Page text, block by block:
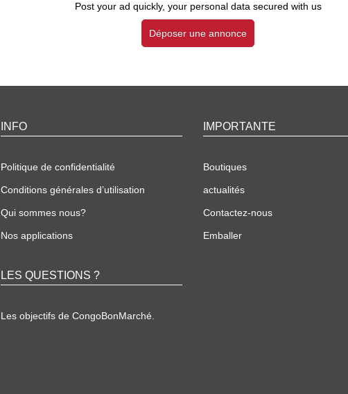
Post your ad quickly, your personal data secured with us
Déposer une annonce
INFO
Politique de confidentialité
Conditions générales d’utilisation
Qui sommes nous?
Nos applications
LES QUESTIONS ?
Les objectifs de CongoBonMarché.
IMPORTANTE
Boutiques
actualités
Contactez-nous
Emballer